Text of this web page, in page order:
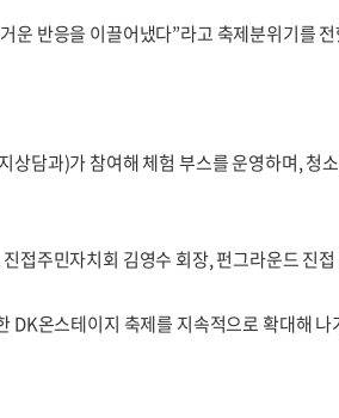
운 반응을 이끌어냈다”라고 축제분위기를
담과)가 참여해 체험 부스를 운영하며, 청
접주민자치회 김영수 회장, 펀그라운드 진
온스테이지 축제를 지속적으로 확대해 나